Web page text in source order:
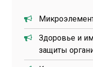
Здоровье и
защиты